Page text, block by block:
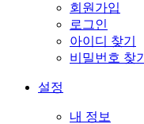
회원가입
로그인
아이디 찾기
비밀번호 찾기
설정
내 정보